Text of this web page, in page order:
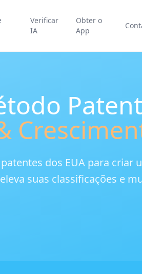
Verificar
IA
Obter o
App
patentes dos EUA para criar
suas classificações e